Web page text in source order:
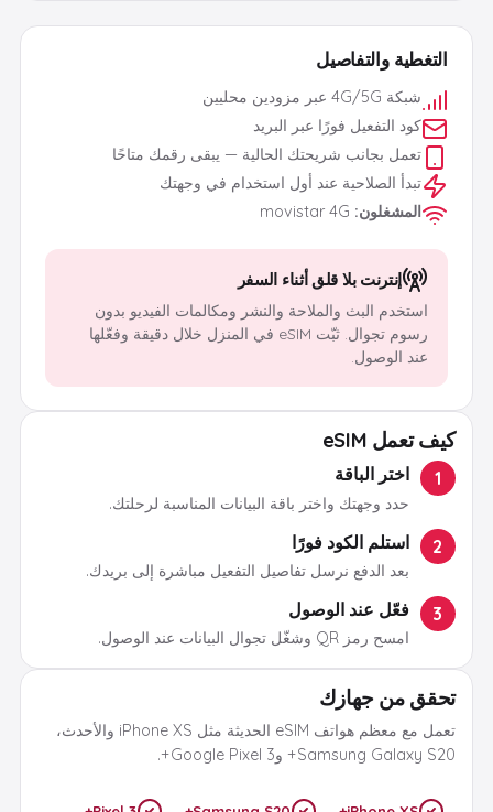
التغطية والتفاصيل
شبكة 4G/5G عبر مزودين محليين
كود التفعيل فورًا عبر البريد
تعمل بجانب شريحتك الحالية — يبقى رقمك متاحًا
تبدأ الصلاحية عند أول استخدام في وجهتك
المشغلون:
movistar 4G
إنترنت بلا قلق أثناء السفر
استخدم البث والملاحة والنشر ومكالمات الفيديو بدون
رسوم تجوال. ثبّت eSIM في المنزل خلال دقيقة وفعّلها
عند الوصول.
كيف تعمل eSIM
1 اختر الباقة
حدد وجهتك واختر باقة البيانات المناسبة لرحلتك.
2 استلم الكود فورًا
بعد الدفع نرسل تفاصيل التفعيل مباشرة إلى بريدك.
3 فعّل عند الوصول
امسح رمز QR وشغّل تجوال البيانات عند الوصول.
تحقق من جهازك
تعمل مع معظم هواتف eSIM الحديثة مثل iPhone XS والأحدث،
Samsung Galaxy S20+ وGoogle Pixel 3+.